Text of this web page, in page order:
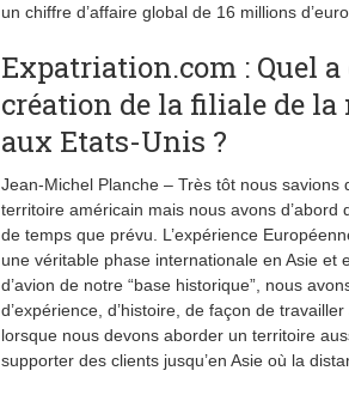
un chiffre d’affaire global de 16 millions
Expatriation.com : Quel a
création de la filiale de
aux Etats-Unis ?
Jean-Michel Planche – Très tôt nous
territoire américain mais nous avons d’abord
de temps que prévu. L’expérience
une véritable phase internationale en Asie et
d’avion de notre “base historique”, nous
d’expérience, d’histoire, de façon de
lorsque nous devons aborder un territoire
supporter des clients jusqu’en Asie où la